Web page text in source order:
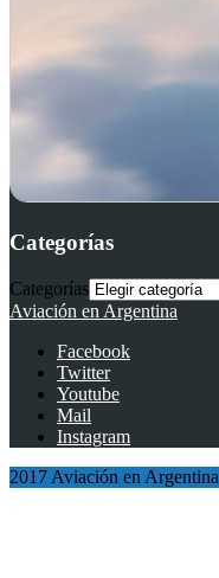
Categorías
Categorías
Aviación en Argentina
Facebook
Twitter
Youtube
Mail
Instagram
2017 Aviación en Argentina